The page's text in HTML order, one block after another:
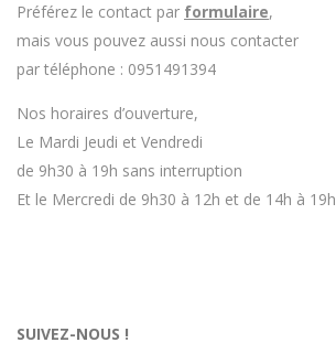
Préférez le contact par formulaire,
mais vous pouvez aussi nous contacter
par téléphone : 0951491394
Nos horaires d’ouverture,
Le Mardi Jeudi et Vendredi
de 9h30 à 19h sans interruption
Et le Mercredi de 9h30 à 12h et de 14h à 19h
SUIVEZ-NOUS !